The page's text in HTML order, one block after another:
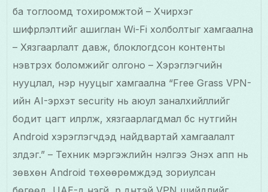
ба тоглоомд тохиромжтой – Хүчирхэг
шифрлэлтийг ашиглан Wi-Fi холболтыг хамгаална
– Хязгаарлалт давж, блоклогдсон контенты
нэвтрэх боломжийг олгоно – Хэрэглэгчийн
нууцлал, нэр нууцыг хамгаална “Free Grass VPN-
ийн AI-эрхэт security нь аюул заналхийллийг
бодит цагт илрүүлж, хязгаарлагдмал бүс нутгийн
Android хэрэглэгчдэд найдвартай хамгаалалт
үзүүлдэг.” – Техник мэргэжлийн үнэлгээ Энэхүү апп нь
зөвхөн Android төхөөрөмжүүдэд зориулсан